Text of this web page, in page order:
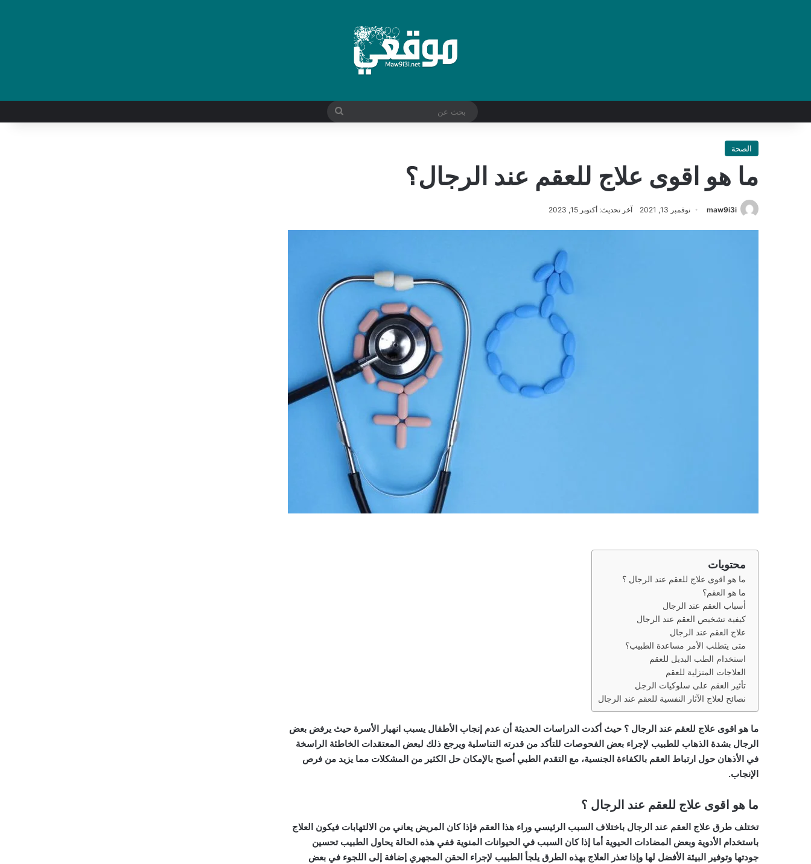
بحث
الصحة
ما هو اقوى علاج للعقم عند الرجال؟
maw9i3i نوفمبر 13, 2021 آخر تحديث: أكتوبر 15, 2023
محتويات
ما هو اقوى علاج للعقم عند الرجال ؟
ما هو العقم؟
أسباب العقم عند الرجال
كيفية تشخيص العقم عند الرجال
علاج العقم عند الرجال
متى يتطلب الأمر مساعدة الطبيب؟
استخدام الطب البديل للعقم
العلاجات المنزلية للعقم
تأثير العقم على سلوكيات الرجل
نصائح لعلاج الآثار النفسية للعقم عند الرجال
ما هو اقوى علاج للعقم عند الرجال ؟ حيث أكدت الدراسات الحديثة أن عدم إنجاب الأطفال يسبب انهيار الأسرة حيث يرفض بعض
الرجال بشدة الذهاب للطبيب لإجراء بعض الفحوصات للتأكد من قدرته التناسلية ويرجع ذلك لبعض المعتقدات الخاطئة الراسخة
في الأذهان حول ارتباط العقم بالكفاءة الجنسية، مع التقدم الطبي أصبح بالإمكان حل الكثير من المشكلات مما يزيد من فرص
الإنجاب.
ما هو اقوى علاج للعقم عند الرجال ؟
تختلف طرق علاج العقم عند الرجال باختلاف السبب الرئيسي وراء هذا العقم فإذا كان المريض يعاني من الالتهابات فيكون العلاج
باستخدام الأدوية وبعض المضادات الحيوية أما إذا كان السبب في الحيوانات المنوية ففي هذه الحالة يحاول الطبيب تحسين
جودتها وتوفير البيئة الأفضل لها وإذا تعذر العلاج بهذه الطرق يلجأ الطبيب لإجراء الحقن المجهري إضافة إلى اللجوء في بعض